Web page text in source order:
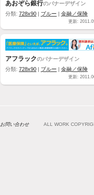
あおぞら銀行のバナーデザイン
分類: 728x90 ブルー 金融／保険
更新:
アフラックのバナーデザイン
分類: 728x90 ブルー 金融／保険
更新:
お問い合わせ ALL WORK